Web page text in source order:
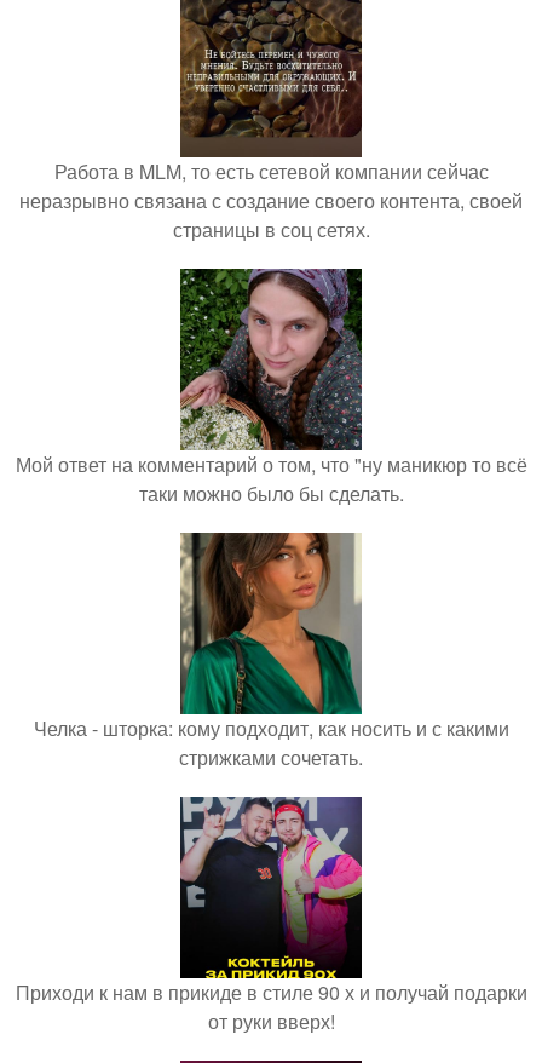
Работа в MLM, то есть сетевой компании сейчас
неразрывно связана с создание своего контента, своей
страницы в соц сетях.
Мой ответ на комментарий о том, что "ну маникюр то всё
таки можно было бы сделать.
Челка - шторка: кому подходит, как носить и с какими
стрижками сочетать.
Приходи к нам в прикиде в стиле 90 х и получай подарки
от руки вверх!